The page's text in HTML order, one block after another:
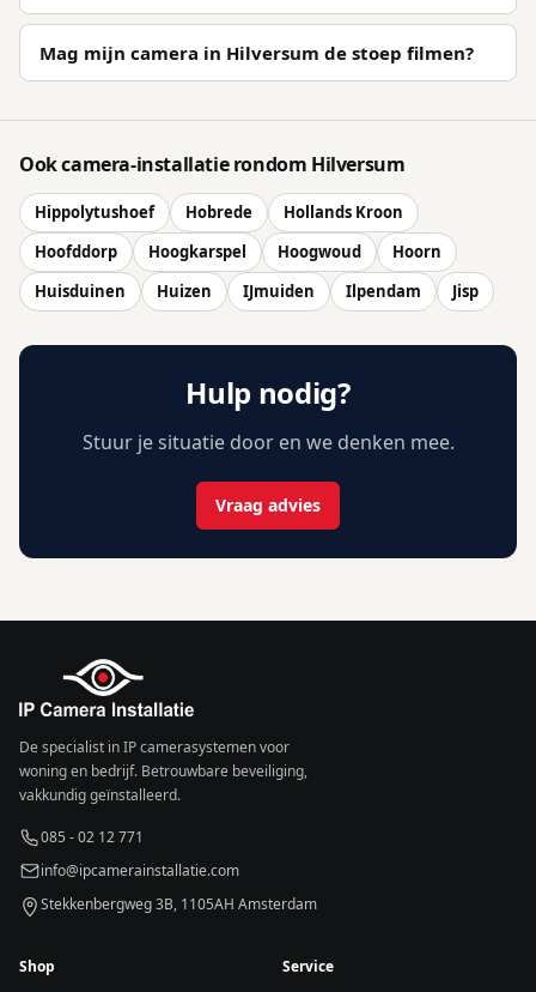
Mag mijn camera in Hilversum de stoep filmen?
Ook camera-installatie rondom Hilversum
Hippolytushoef Hobrede
Hollands Kroon
Hoofddorp
Hoogkarspel Hoogwoud
Hoorn
Huisduinen
Huizen IJmuiden Ilpendam Jisp
Hulp nodig?
Stuur je situatie door en we denken mee.
Vraag advies
De specialist in IP camerasystemen voor
woning en bedrijf. Betrouwbare beveiliging,
vakkundig geïnstalleerd.
085 - 02 12 771
info@ipcamerainstallatie.com
Stekkenbergweg 3B, 1105AH Amsterdam
Shop Service